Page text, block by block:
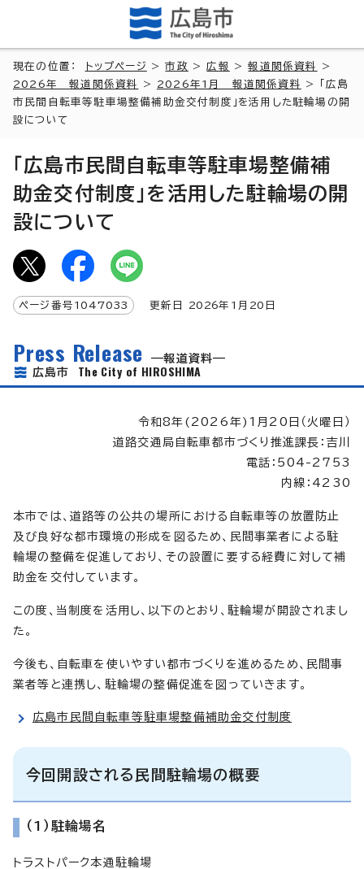
現在の位置： トップページ >市政 >広報 >報道関係資料
>
2026年 報道関係資料
> 2026年1月 報道関係資料
> 「広島
市民間自転車等駐車場整備補助金交付制度」を活用した駐輪場の開
設について
「広島市民間自転車等駐車場整備補
助金交付制度」を活用した駐輪場の開
設について
ページ番号 1047033 更新日 2026年1月 20 日
Press Release
報道資料
広島市 The City of HIROSHIMA
令和8年(2026年)1月20日（火曜日）
道路交通局自転車都市づくり推進課長：吉川
電話：504-2753
内線：4230
本市では、道路等の公共の場所における自転車等の放置防止
及び良好な都市環境の形成を図るため、民間事業者による駐
輪場の整備を促進しており、その設置に要する経費に対して補
助金を交付しています。
この度、当制度を活用し、以下のとおり、駐輪場が開設されまし
た。
今後も、自転車を使いやすい都市づくりを進めるため、民間事
業者等と連携し、駐輪場の整備促進を図っていきます。
広島市民間自転車等駐車場整備補助金交付制度
今回開設される民間駐輪場の概要
（1）駐輪場名
トラストパーク本通駐輪場